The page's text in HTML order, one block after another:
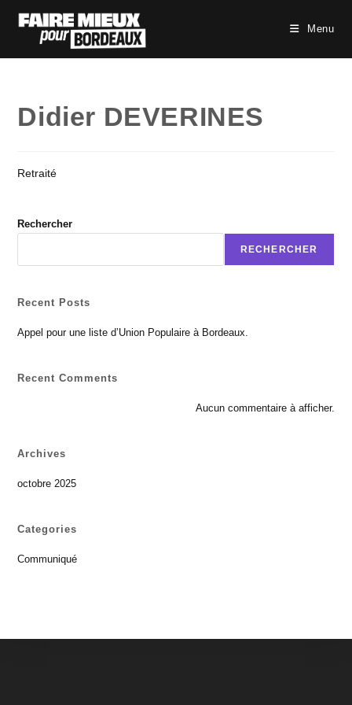
Menu
Didier DEVERINES
Retraité
Rechercher
RECHERCHER
Recent Posts
Appel pour une liste d’Union Populaire à Bordeaux.
Recent Comments
Aucun commentaire à afficher.
Archives
octobre 2025
Categories
Communiqué